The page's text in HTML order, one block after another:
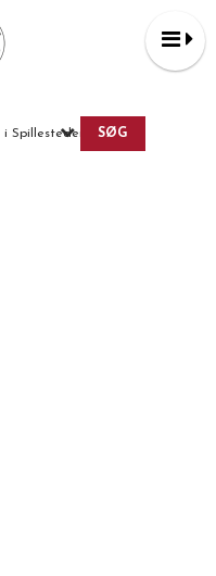
i Spillesteder